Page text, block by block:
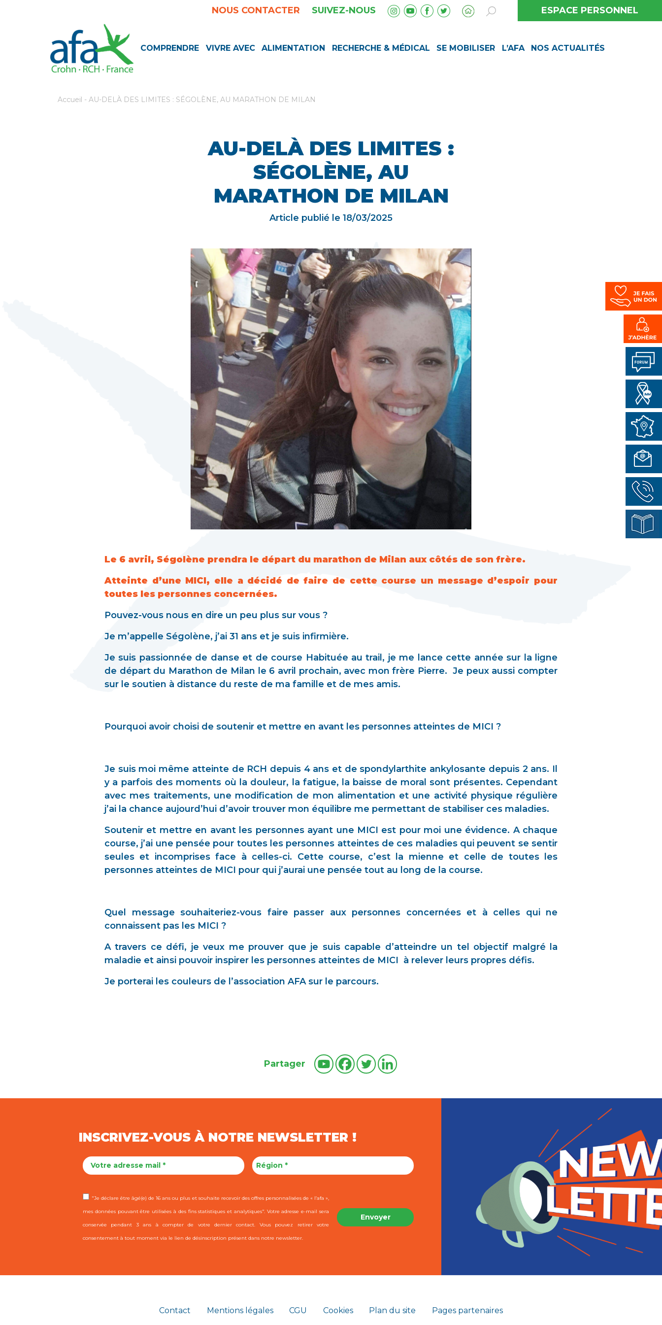
NOUS CONTACTER SUIVEZ-NOUS ESPACE PERSONNEL
COMPRENDRE VIVRE AVEC ALIMENTATION RECHERCHE & MÉDICAL SE MOBILISER L’AFA NOS ACTUALITÉS
Accueil - AU-DELÀ DES LIMITES : SÉGOLÈNE, AU MARATHON DE MILAN
AU-DELÀ DES LIMITES :
SÉGOLÈNE, AU
MARATHON DE MILAN
Article publié le 18/03/2025
Le 6 avril, Ségolène prendra le départ du marathon de Milan aux côtés de son frère.
Atteinte d’une MICI, elle a décidé de faire de cette course un message d’espoir pour
toutes les personnes concernées.
Pouvez-vous nous en dire un peu plus sur vous ?
Je m’appelle Ségolène, j’ai 31 ans et je suis infirmière.
Je suis passionnée de danse et de course Habituée au trail, je me lance cette année sur la ligne
de départ du Marathon de Milan le 6 avril prochain, avec mon frère Pierre. Je peux aussi compter
sur le soutien à distance du reste de ma famille et de mes amis.
Pourquoi avoir choisi de soutenir et mettre en avant les personnes atteintes de MICI ?
Je suis moi même atteinte de RCH depuis 4 ans et de spondylarthite ankylosante depuis 2 ans. Il
y a parfois des moments où la douleur, la fatigue, la baisse de moral sont présentes. Cependant
avec mes traitements, une modification de mon alimentation et une activité physique régulière
j’ai la chance aujourd’hui d’avoir trouver mon équilibre me permettant de stabiliser ces maladies.
Soutenir et mettre en avant les personnes ayant une MICI est pour moi une évidence. A chaque
course, j’ai une pensée pour toutes les personnes atteintes de ces maladies qui peuvent se sentir
seules et incomprises face à celles-ci. Cette course, c’est la mienne et celle de toutes les
personnes atteintes de MICI pour qui j’aurai une pensée tout au long de la course.
Quel message souhaiteriez-vous faire passer aux personnes concernées et à celles qui ne
connaissent pas les MICI ?
A travers ce défi, je veux me prouver que je suis capable d’atteindre un tel objectif malgré la
maladie et ainsi pouvoir inspirer les personnes atteintes de MICI à relever leurs propres défis.
Je porterai les couleurs de l’association AFA sur le parcours.
Partager
INSCRIVEZ-VOUS À NOTRE NEWSLETTER !
"Je déclare être âgé(e) de 16 ans ou plus et souhaite recevoir des offres personnalisées de « l’afa »,
mes données pouvant être utilisées à des fins statistiques et analytiques". Votre adresse e-mail sera
conservée pendant 3 ans à compter de votre dernier contact. Vous pouvez retirer votre
consentement à tout moment via le lien de désinscription présent dans notre newsletter.
Contact Mentions légales CGU Cookies Plan du site Pages partenaires